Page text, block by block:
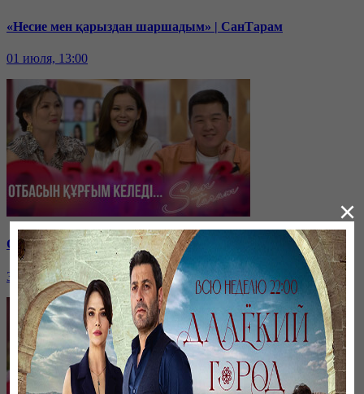
«Несие мен қарыздан шаршадым» | СанТарам
01 июля, 13:00
Отбасын құрғым келеді… | СанТарам
30 июня, 13:00
×